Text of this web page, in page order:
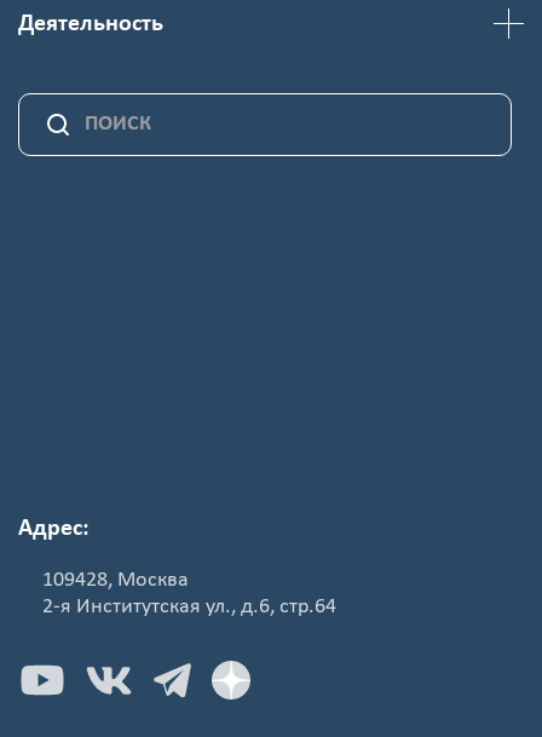
Деятельность
Адрес:
109428, Москва
2-я Институтская ул., д.6, стр.64